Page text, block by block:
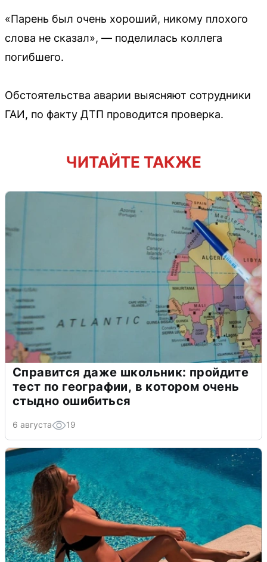
«Парень был очень хороший, никому плохого
слова не сказал», — поделилась коллега
погибшего.
Обстоятельства аварии выясняют сотрудники
ГАИ, по факту ДТП проводится проверка.
ЧИТАЙТЕ ТАКЖЕ
Справится даже школьник: пройдите
тест по географии, в котором очень
стыдно ошибиться
6 августа 19